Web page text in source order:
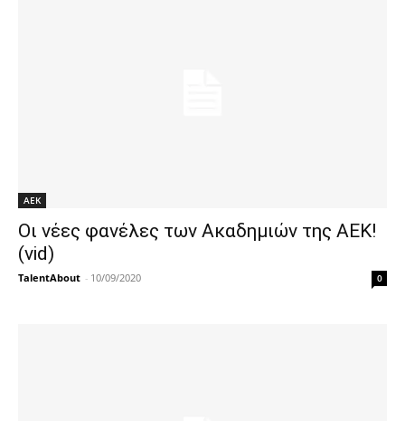
ΑΕΚ
Οι νέες φανέλες των Ακαδημιών της ΑΕΚ!
(vid)
TalentAbout - 10/09/2020 0